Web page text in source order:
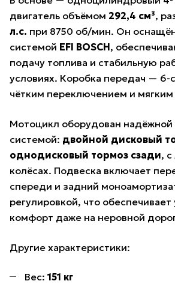
двигатель объёмом 292,4 см³,
л.с. при 8750 об/мин. Он
системой EFI BOSCH,
подачу топлива и стабильную
условиях. Коробка передач — 6-
чётким переключением и
Мотоцикл оборудован надёжной
системой: двойной дисковый
однодисковый тормоз сзади, с
колёсах. Подвеска включает
спереди и задний
регулировкой, что обеспечивает
комфорт даже на неровной
Другие характеристики:
Вес: 151 кг